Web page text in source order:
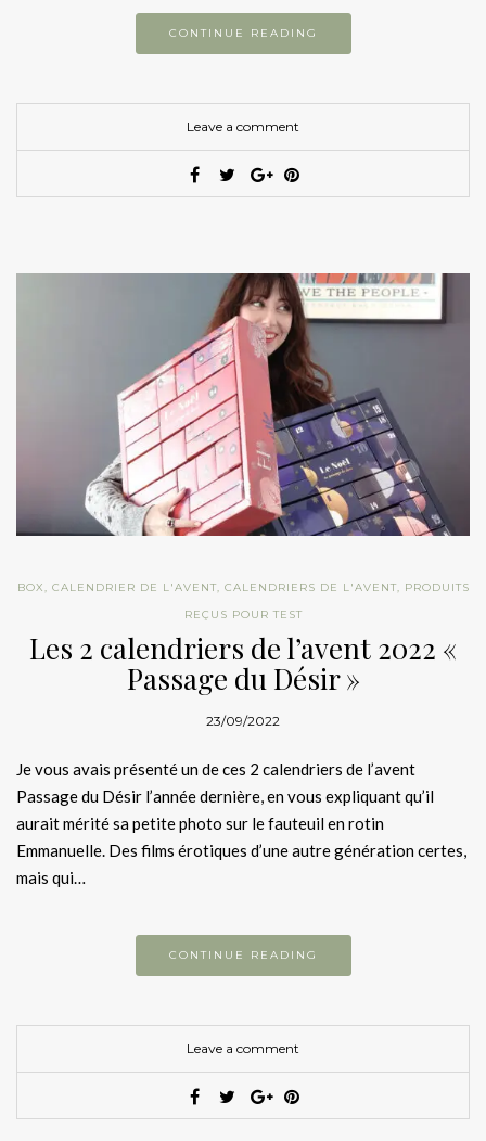
CONTINUE READING
Leave a comment
BOX, CALENDRIER DE L'AVENT, CALENDRIERS DE L'AVENT, PRODUITS
REÇUS POUR TEST
Les 2 calendriers de l’avent 2022 «
Passage du Désir »
23/09/2022
Je vous avais présenté un de ces 2 calendriers de l’avent
Passage du Désir l’année dernière, en vous expliquant qu’il
aurait mérité sa petite photo sur le fauteuil en rotin
Emmanuelle. Des films érotiques d’une autre génération certes,
mais qui…
CONTINUE READING
Leave a comment